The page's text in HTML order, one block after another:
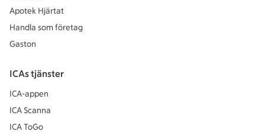
Apotek Hjärtat
Handla som företag
Gaston
ICAs tjänster
ICA-appen
ICA Scanna
ICA ToGo